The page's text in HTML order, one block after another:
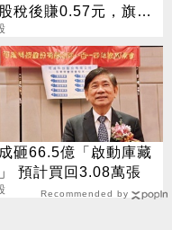
稅後賺0.57元，旗下
公司營收存量充沛
砸66.5億「啟動庫藏
預計買回3.08萬張
Recommended by